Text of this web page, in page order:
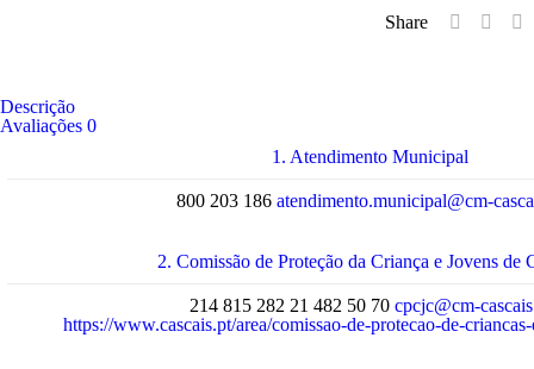
Share
Descrição
Avaliações 0
1. Atendimento Municipal
800 203 186 atendimento.municipal@cm-
2. Comissão de Proteção da Criança e Jovens de
214 815 282 21 482 50 70 cpcjc@cm-
https://www.cascais.pt/area/comissao-de-protecao-de-